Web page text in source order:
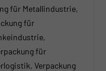
für Metallindustrie,
für
für
Verpackung